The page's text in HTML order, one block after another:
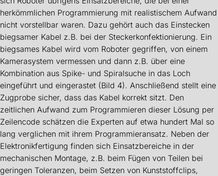
herkömmlichen Programmierung mit realistischem Aufwand
nicht vorstellbar waren. Dazu gehört auch das Einstecken
biegsamer Kabel z.B. bei der Steckerkonfektionierung. Ein
biegsames Kabel wird vom Roboter gegriffen, von einem
Kamerasystem vermessen und dann z.B. über eine
Kombination aus Spike- und Spiralsuche in das Loch
eingeführt und eingerastet (Bild 4). Anschließend stellt eine
Zugprobe sicher, dass das Kabel korrekt sitzt. Den
zeitlichen Aufwand zum Programmieren dieser Lösung per
Zeilencode schätzen die Experten auf etwa hundert Mal so
lang verglichen mit ihrem Programmieransatz. Neben der
Elektronikfertigung finden sich Einsatzbereiche in der
mechanischen Montage, z.B. beim Fügen von Teilen bei
geringen Toleranzen, beim Setzen von Kunststoffclips,